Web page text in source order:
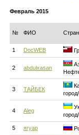
Февраль 2015
№ ФИО
1 DocWEB
2 abdulxasan
3 ТАЙБЕК
4 Aleg
5 ягуар